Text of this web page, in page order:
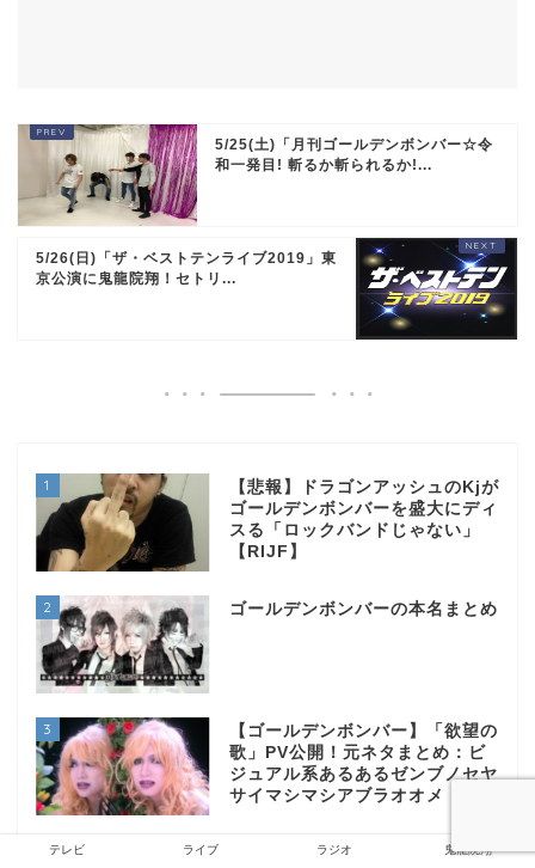
5/25(土)「月刊ゴールデンボンバー☆令
和一発目! 斬るか斬られるか!...
5/26(日)「ザ・ベストテンライブ2019」東
京公演に鬼龍院翔！セトリ...
1
【悲報】ドラゴンアッシュのKjが
ゴールデンボンバーを盛大にディ
スる「ロックバンドじゃない」
【RIJF】
2 ゴールデンボンバーの本名まとめ
3
【ゴールデンボンバー】「欲望の
歌」PV公開！元ネタまとめ：ビ
ジュアル系あるあるゼンブノセヤ
サイマシマシアブラオオメ
4 お問い合わせ
テレビ ライブ ラジオ 鬼龍院翔